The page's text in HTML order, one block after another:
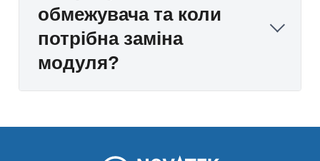
обмежувача та коли
потрібна заміна
модуля?